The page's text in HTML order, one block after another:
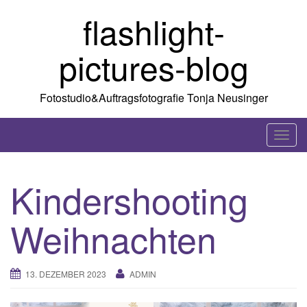
flashlight-
pictures-blog
Fotostudio&Auftragsfotografie Tonja Neusinger
T
o
Kindershooting
Weihnachten
13. DEZEMBER 2023 ADMIN